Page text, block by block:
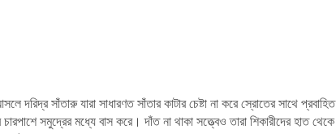
দরিদ্র সাঁতারু যারা সাধারণত সাঁতার কাটার চেষ্টা না করে স্রোতের সাথে প্রবাহিত
সমুদ্রের মধ্যে বাস করে। দাঁত না থাকা সত্ত্বেও তারা শিকারীদের হাত থেকে